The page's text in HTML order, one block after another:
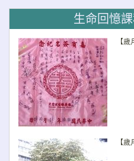
生命回憶
【
【